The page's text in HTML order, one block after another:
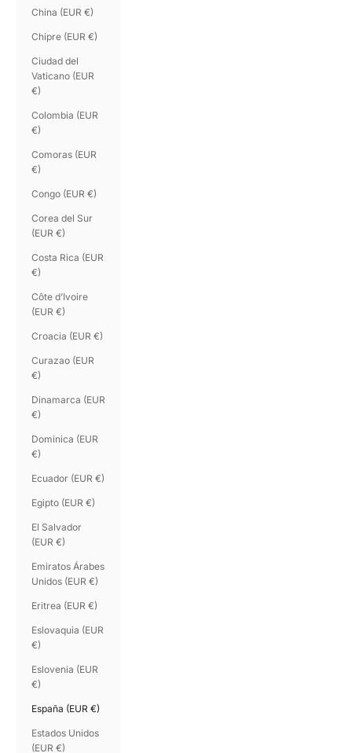
China (EUR €)
Chipre (EUR €)
Ciudad del
Vaticano (EUR
€)
Colombia (EUR
€)
Comoras (EUR
€)
Congo (EUR €)
Corea del Sur
(EUR €)
Costa Rica (EUR
€)
Côte d’Ivoire
(EUR €)
Croacia (EUR €)
Curazao (EUR
€)
Dinamarca (EUR
€)
Dominica (EUR
€)
Ecuador (EUR €)
Egipto (EUR €)
El Salvador
(EUR €)
Emiratos Árabes
Unidos (EUR €)
Eritrea (EUR €)
Eslovaquia (EUR
€)
Eslovenia (EUR
€)
España (EUR €)
Estados Unidos
(EUR €)